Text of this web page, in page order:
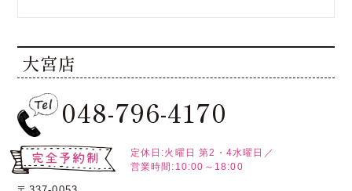
大宮店
048-796-4170
定休日:火曜日 第2・4水曜日／
営業時間:10:00～18:00